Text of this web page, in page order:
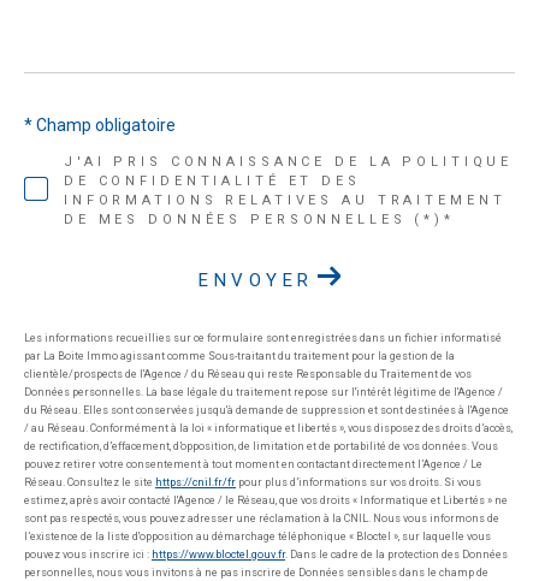
J'AI PRIS CONNAISSANCE DE LA POLITIQUE
DE CONFIDENTIALITÉ ET DES
INFORMATIONS RELATIVES AU TRAITEMENT
DE MES DONNÉES PERSONNELLES (*)*
* Champ obligatoire
ENVOYER
Les informations recueillies sur ce formulaire sont enregistrées dans un fichier informatisé
par La Boite Immo agissant comme Sous-traitant du traitement pour la gestion de la
clientèle/prospects de l'Agence / du Réseau qui reste Responsable du Traitement de vos
Données personnelles. La base légale du traitement repose sur l'intérêt légitime de l'Agence /
du Réseau. Elles sont conservées jusqu'à demande de suppression et sont destinées à l'Agence
/ au Réseau. Conformément à la loi « informatique et libertés », vous disposez des droits d’accès,
de rectification, d’effacement, d’opposition, de limitation et de portabilité de vos données. Vous
pouvez retirer votre consentement à tout moment en contactant directement l’Agence / Le
Réseau. Consultez le site https://cnil.fr/fr pour plus d’informations sur vos droits. Si vous
estimez, après avoir contacté l'Agence / le Réseau, que vos droits « Informatique et Libertés » ne
sont pas respectés, vous pouvez adresser une réclamation à la CNIL. Nous vous informons de
l’existence de la liste d'opposition au démarchage téléphonique « Bloctel », sur laquelle vous
pouvez vous inscrire ici : https://www.bloctel.gouv.fr. Dans le cadre de la protection des Données
personnelles, nous vous invitons à ne pas inscrire de Données sensibles dans le champ de